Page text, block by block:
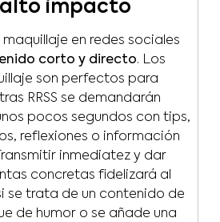
alto impacto
en redes sociales
corto y directo. Los
son perfectos para
RRSS se demandarán
pocos segundos con tips,
reflexiones o información
inmediatez y dar
concretas fidelizará al
se trata de un contenido de
de humor o se añade una